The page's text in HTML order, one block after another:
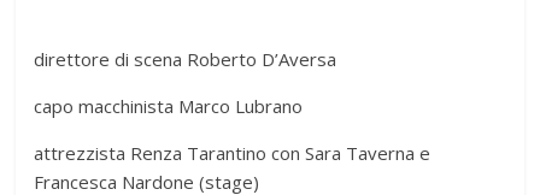
direttore di scena Roberto D’Aversa
capo macchinista Marco Lubrano
attrezzista Renza Tarantino con Sara Taverna e
Francesca Nardone (stage)